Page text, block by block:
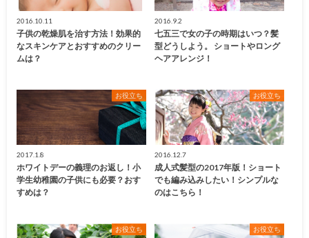
2016.10.11
子供の乾燥肌を治す方法！効果的
なスキンケアとおすすめのクリー
ムは？
2016.9.2
七五三で女の子の時期はいつ？髪
型どうしよう。 ショートやロング
ヘアアレンジ！
お役立ち
2017.1.8
ホワイトデーの義理のお返し！小
学生幼稚園の子供にも必要？おす
すめは？
お役立ち
2016.12.7
成人式髪型の2017年版！ショート
でも編み込みしたい！シンプルな
のはこちら！
お役立ち お役立ち